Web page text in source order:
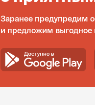
Заранее предупредим
и предложим выгодное